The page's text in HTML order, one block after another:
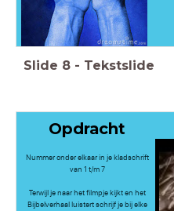
Slide 8 - Tekstslide
Opdracht
Nummer onder elkaar in je kladschrift
van 1 t/m 7
Terwijl je naar het filmpje kijkt en het
Bijbelverhaal luistert schrijf je bij elke